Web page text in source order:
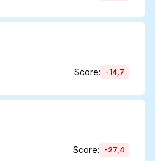
Score: -14,7
Score: -27,4